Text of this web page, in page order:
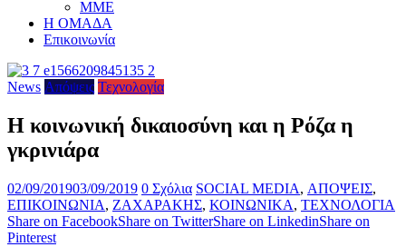
ΜΜΕ
Η ΟΜΑΔΑ
Επικοινωνία
News Απόψεις Τεχνολογία
Η κοινωνική δικαιοσύνη και η Ρόζα η
γκρινιάρα
02/09/201903/09/2019 0 Σχόλια SOCIAL MEDIA, ΑΠΟΨΕΙΣ,
ΕΠΙΚΟΙΝΩΝΙΑ, ΖΑΧΑΡΑΚΗΣ, ΚΟΙΝΩΝΙΚΑ, ΤΕΧΝΟΛΟΓΙΑ
Share on FacebookShare on TwitterShare on LinkedinShare on
Pinterest